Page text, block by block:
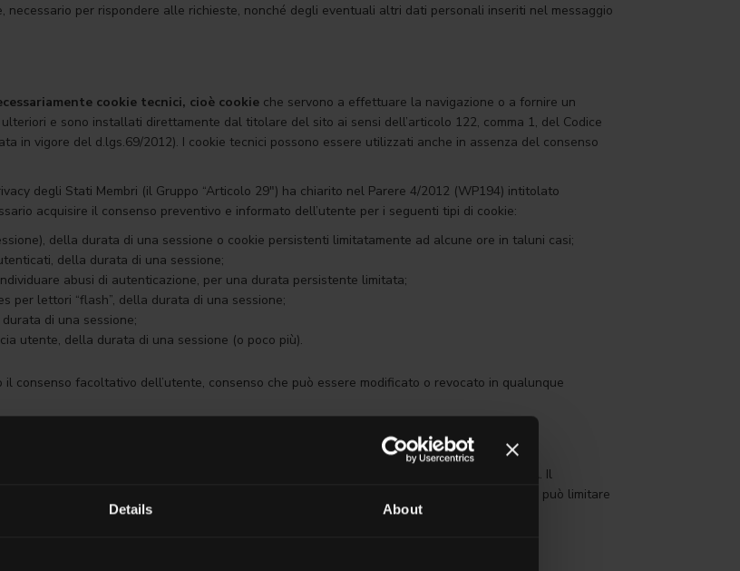
Details About
necessario per rispondere alle richieste, nonché degli eventuali altri dati personali inseriti nel messaggio
cookie tecnici, cioè cookie che servono a effettuare la navigazione o a fornire un
e sono installati direttamente dal titolare del sito ai sensi dell’articolo 122, comma 1, del Codice
in vigore del d.lgs.69/2012). I cookie tecnici possono essere utilizzati anche in assenza del consenso
degli Stati Membri (il Gruppo “Articolo 29″) ha chiarito nel Parere 4/2012 (WP194) intitolato
acquisire il consenso preventivo e informato dell’utente per i seguenti tipi di cookie:
della durata di una sessione o cookie persistenti limitatamente ad alcune ore in taluni casi;
della durata di una sessione;
abusi di autenticazione, per una durata persistente limitata;
per lettori “flash”, della durata di una sessione;
di una sessione;
utente, della durata di una sessione (o poco più).
consenso facoltativo dell’utente, consenso che può essere modificato o revocato in qualunque
ogni Sua richiesta e dunque per gestire il rapporto tra Lei e Ceramica del Conca SpA. Il
e l’eventuale non comunicazione, o comunicazione errata, di una delle informazioni può limitare
sul sito.